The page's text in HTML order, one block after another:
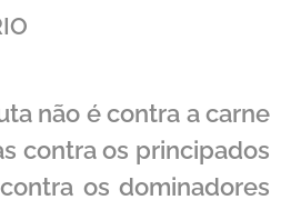
não é contra a carne
contra os principados
os dominadores